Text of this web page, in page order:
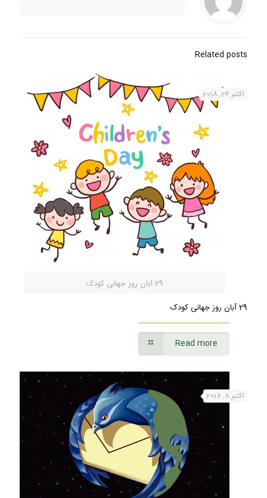
Related posts
29 آبان روز جهانی کودک
اکتبر 26, 2018
29 آبان روز جهانی کودک
Read more
اکتبر 8, 2018